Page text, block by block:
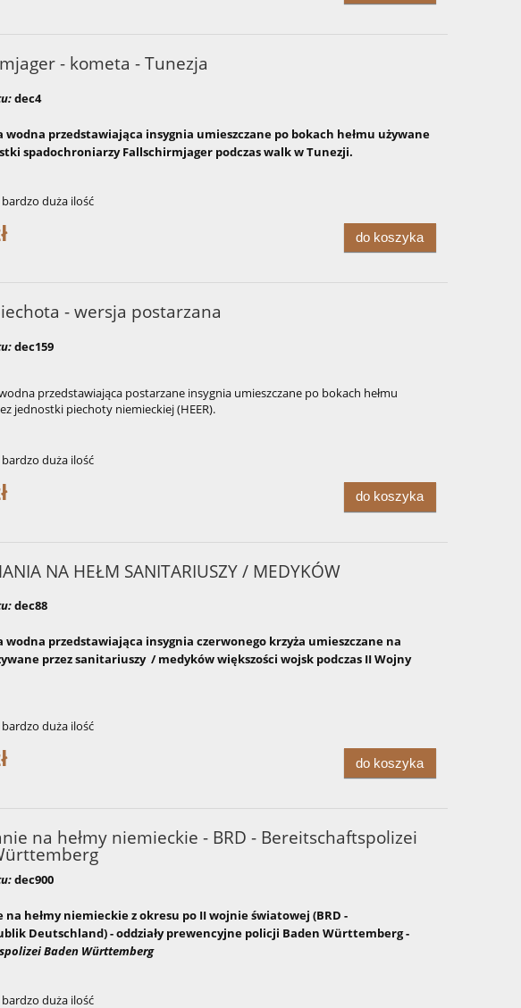
- kometa - Tunezja
dec4
wodna przedstawiająca insygnia umieszczane po bokach hełmu używane
spadochroniarzy Fallschirmjager podczas walk w Tunezji.
bardzo duża ilość
do koszyka
- wersja postarzana
dec159
przedstawiająca postarzane insygnia umieszczane po bokach hełmu
jednostki piechoty niemieckiej (HEER).
bardzo duża ilość
do koszyka
NA HEŁM SANITARIUSZY / MEDYKÓW
dec88
wodna przedstawiająca insygnia czerwonego krzyża umieszczane na
przez sanitariuszy / medyków większości wojsk podczas II Wojny
bardzo duża ilość
do koszyka
na hełmy niemieckie - BRD - Bereitschaftspolizei
dec900
na hełmy niemieckie z okresu po II wojnie światowej (BRD -
Deutschland) - oddziały prewencyjne policji Baden Württemberg -
olizei Baden Württemberg
bardzo duża ilość